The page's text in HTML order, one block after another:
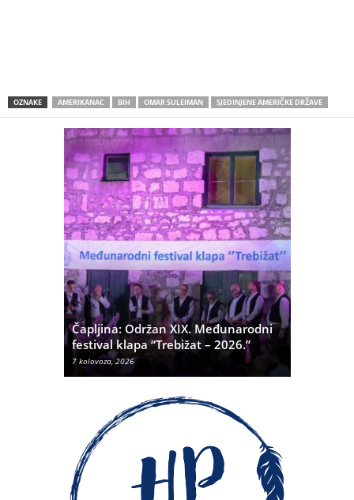
OZNAKE AMERIKANAC BIH OMAR SULEIMAN SJEDINJENE AMERIČKE DRŽAVE
Čapljina: Održan XIX. Međunarodni
festival klapa “Trebižat – 2026.”
7 kolovoza, 2026